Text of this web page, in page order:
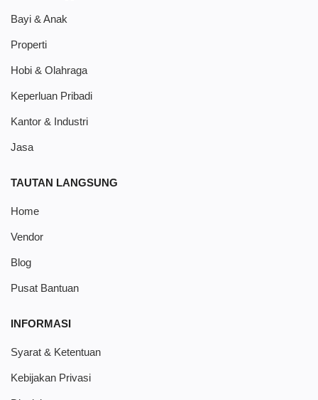
Bayi & Anak
Properti
Hobi & Olahraga
Keperluan Pribadi
Kantor & Industri
Jasa
TAUTAN LANGSUNG
Home
Vendor
Blog
Pusat Bantuan
INFORMASI
Syarat & Ketentuan
Kebijakan Privasi